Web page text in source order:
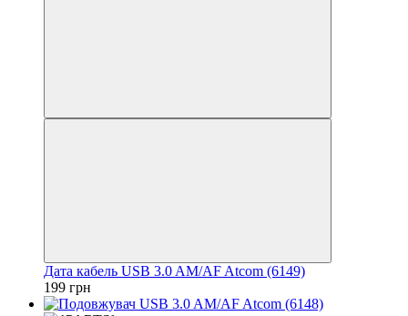
Дата кабель USB 3.0 AM/AF Atcom (6149)
199 грн